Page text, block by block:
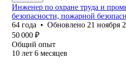
Инженер по охране труда и
безопасности, пожарной
64 года • Обновлено 21 ноября
50 000 ₽
Общий опыт
10 лет 6 месяцев